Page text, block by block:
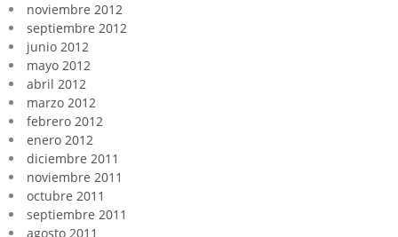
noviembre 2012
septiembre 2012
junio 2012
mayo 2012
abril 2012
marzo 2012
febrero 2012
enero 2012
diciembre 2011
noviembre 2011
octubre 2011
septiembre 2011
agosto 2011